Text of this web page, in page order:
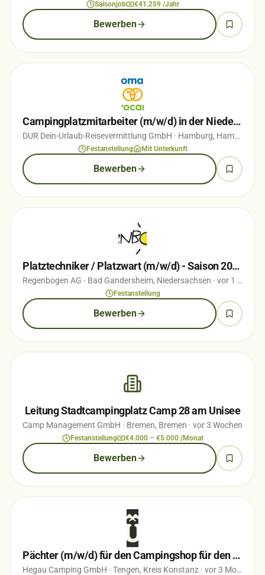
Saisonjob €41.259 /Jahr
Bewerben
Campingplatzmitarbeiter (m/w/d) in der Niederlande
DUR Dein-Urlaub-Reisevermittlung GmbH · Hamburg, Hamburg
Festanstellung Mit Unterkunft
Bewerben
Platztechniker / Platzwart (m/w/d) - Saison 2026
Regenbogen AG · Bad Gandersheim, Niedersachsen · vor 1 Monaten
Festanstellung
Bewerben
Leitung Stadtcampingplatz Camp 28 am Unisee
Camp Management GmbH · Bremen, Bremen · vor 3 Wochen
Festanstellung €4.000 – €5.000 /Monat
Bewerben
Pächter (m/w/d) für den Campingshop für den Campingplatz Hegi Familiencamping
Hegau Camping GmbH · Tengen, Kreis Konstanz · vor 3 Monaten